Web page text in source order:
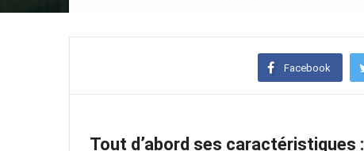
Facebook
Tout d’abord ses caractéristiques :